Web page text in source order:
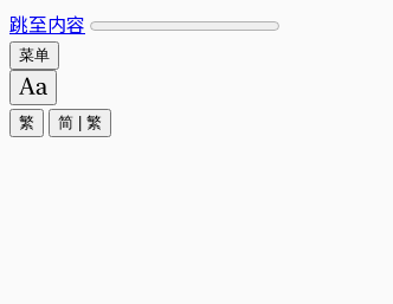
跳至内容
菜单
繁 简 繁